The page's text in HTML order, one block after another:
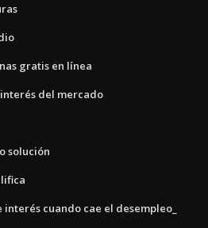
gratis en línea
del mercado
solución
interés cuando cae el desempleo_